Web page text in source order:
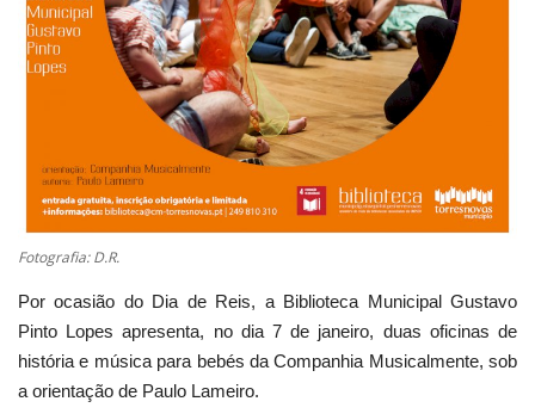
Ambiente
Fotografia: D.R.
Por ocasião do Dia de Reis, a Biblioteca Municipal Gustavo
Pinto Lopes apresenta, no dia 7 de janeiro, duas oficinas de
história e música para bebés da Companhia Musicalmente, sob
a orientação de Paulo Lameiro.